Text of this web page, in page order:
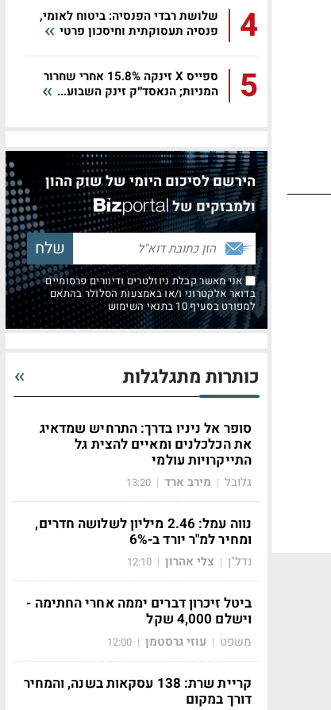
4
שלושת רבדי הפנסיה: ביטוח לאומי,
פנסיה תעסוקתית וחיסכון פרטי
5
ספייס X זינקה 15.8% אחרי שחרור
המניות; הנאסד״ק זינק השבוע...
הירשם לסיכום היומי של שוק ההון
ולמבזקים של
אני מאשר קבלת ניוזלטרים ודיוורים פרסומיים
בדואר אלקטרוני ו/או באמצעות הסלולר בהתאם
למפורט בסעיף 10 בתנאי השימוש
כותרות מתגלגלות
סופר אל ניניו בדרך: התרחיש שמדאיג
את הכלכלנים ומאיים להצית גל
התייקרויות עולמי
גלובל | מירב ארד |
13:20
נווה עמל: 2.46 מיליון לשלושה חדרים,
ומחיר למ"ר יורד ב-6%
נדל"ן | צלי אהרון |
12:10
ביטל זיכרון דברים יממה אחרי החתימה -
וישלם 4,000 שקל
משפט | עוזי גרסטמן |
12:00
קריית שרת: 138 עסקאות בשנה, והמחיר
דורך במקום